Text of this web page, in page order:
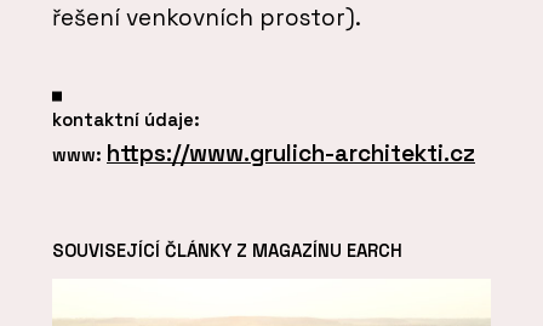
řešení venkovních prostor).
kontaktní údaje:
www: https://www.grulich-architekti.cz
SOUVISEJÍCÍ ČLÁNKY Z MAGAZÍNU EARCH